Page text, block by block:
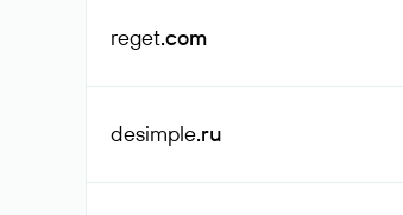
reget.com
desimple.ru